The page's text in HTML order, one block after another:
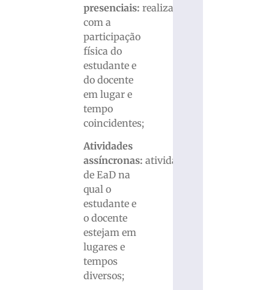
presenciais: realizada
com a
participação
física do
estudante e
do docente
em lugar e
tempo
coincidentes;
Atividades
assíncronas: atividade
de EaD na
qual o
estudante e
o docente
estejam em
lugares e
tempos
diversos;